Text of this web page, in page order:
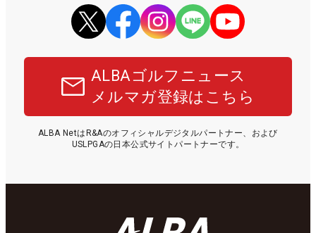
ALBAゴルフニュース
メルマガ登録はこちら
ALBA NetはR&Aのオフィシャルデジタルパートナー、および
USLPGAの日本公式サイトパートナーです。